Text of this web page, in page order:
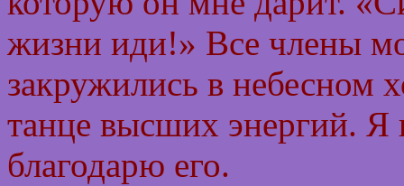
жизни иди!» Все члены
закружились в небесном
танце высших энергий.
благодарю его.